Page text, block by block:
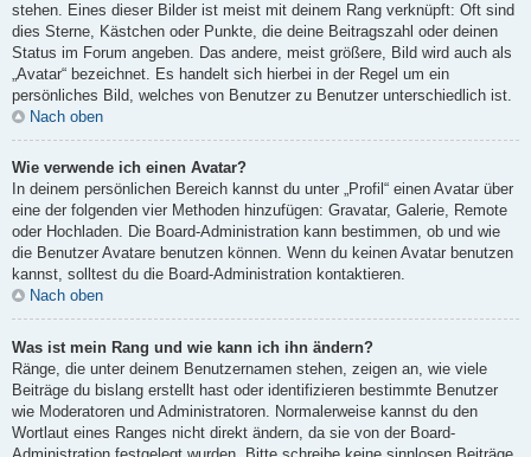
stehen. Eines dieser Bilder ist meist mit deinem Rang verknüpft: Oft sind
dies Sterne, Kästchen oder Punkte, die deine Beitragszahl oder deinen
Status im Forum angeben. Das andere, meist größere, Bild wird auch als
„Avatar“ bezeichnet. Es handelt sich hierbei in der Regel um ein
persönliches Bild, welches von Benutzer zu Benutzer unterschiedlich ist.
Nach oben
Wie verwende ich einen Avatar?
In deinem persönlichen Bereich kannst du unter „Profil“ einen Avatar über
eine der folgenden vier Methoden hinzufügen: Gravatar, Galerie, Remote
oder Hochladen. Die Board-Administration kann bestimmen, ob und wie
die Benutzer Avatare benutzen können. Wenn du keinen Avatar benutzen
kannst, solltest du die Board-Administration kontaktieren.
Nach oben
Was ist mein Rang und wie kann ich ihn ändern?
Ränge, die unter deinem Benutzernamen stehen, zeigen an, wie viele
Beiträge du bislang erstellt hast oder identifizieren bestimmte Benutzer
wie Moderatoren und Administratoren. Normalerweise kannst du den
Wortlaut eines Ranges nicht direkt ändern, da sie von der Board-